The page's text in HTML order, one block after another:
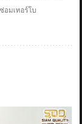
อมเทอร์โบ